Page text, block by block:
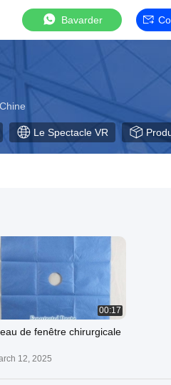
Bavarder
Le Spectacle VR
00:17
de fenêtre chirurgicale
12, 2025